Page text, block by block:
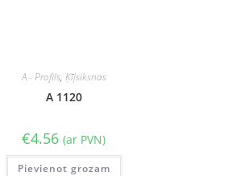
A - Profils, Ķīļsiksnas
A 1120
€4.56 (ar PVN)
Pievienot grozam